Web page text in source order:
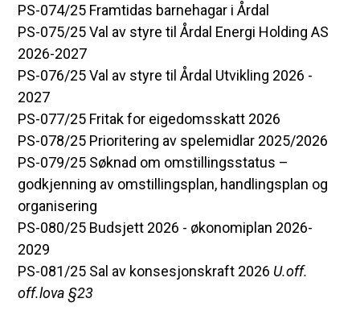
PS-074/25 Framtidas barnehagar i Årdal
PS-075/25 Val av styre til Årdal Energi Holding AS
2026-2027
PS-076/25 Val av styre til Årdal Utvikling 2026 -
2027
PS-077/25 Fritak for eigedomsskatt 2026
PS-078/25 Prioritering av spelemidlar 2025/2026
PS-079/25 Søknad om omstillingsstatus –
godkjenning av omstillingsplan, handlingsplan og
organisering
PS-080/25 Budsjett 2026 - økonomiplan 2026-
2029
PS-081/25 Sal av konsesjonskraft 2026 U.off.
off.lova §23